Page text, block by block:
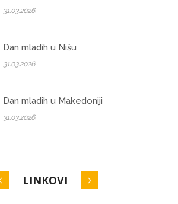
31.03.2026.
Dan mladih u Nišu
31.03.2026.
Dan mladih u Makedoniji
31.03.2026.
LINKOVI